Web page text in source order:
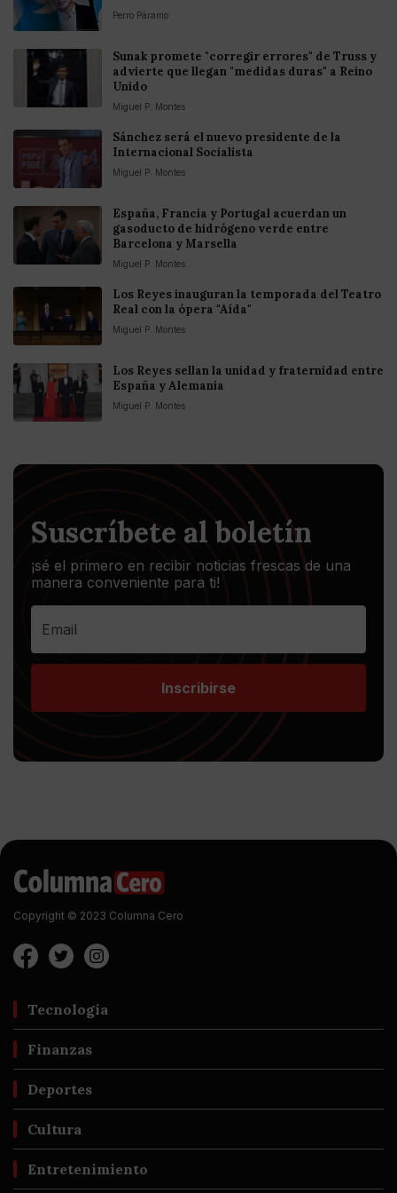
Perro Páramo
Sunak promete "corregir errores" de Truss y
advierte que llegan "medidas duras" a Reino
Unido
Miguel P. Montes
Sánchez será el nuevo presidente de la
Internacional Socialista
Miguel P. Montes
España, Francia y Portugal acuerdan un
gasoducto de hidrógeno verde entre
Barcelona y Marsella
Miguel P. Montes
Los Reyes inauguran la temporada del Teatro
Real con la ópera "Aída"
Miguel P. Montes
Los Reyes sellan la unidad y fraternidad entre
España y Alemania
Miguel P. Montes
Suscríbete al boletín
¡sé el primero en recibir noticias frescas de una
manera conveniente para ti!
Inscribirse
Copyright © 2023 Columna Cero
Tecnología
Finanzas
Deportes
Cultura
Entretenimiento